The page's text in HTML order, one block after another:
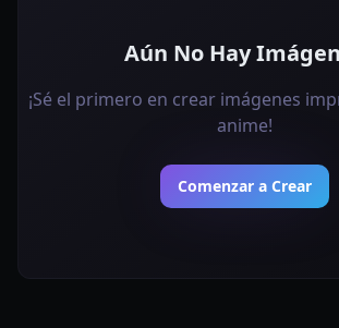
Aún No Hay
¡Sé el primero en crear imágenes
anime!
Comenzar a Crear